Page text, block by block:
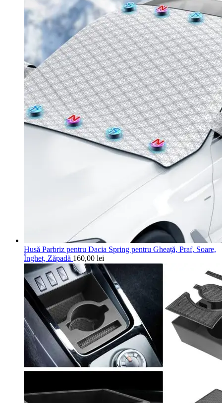
Husă Parbriz pentru Dacia Spring pentru Gheață, Praf, Soare,
Îngheț, Zăpadă 160,00 lei